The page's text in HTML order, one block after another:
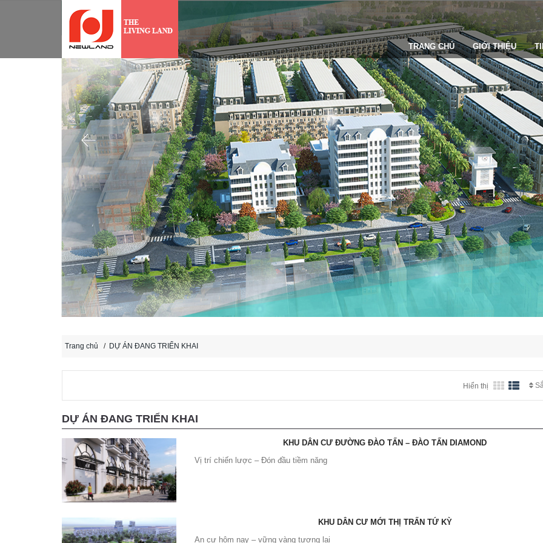
TRANG CHỦ GIỚI THIỆU
Trang chủ / DỰ ÁN ĐANG TRIỂN KHAI
Hiển thị
DỰ ÁN ĐANG TRIỂN KHAI
KHU DÂN CƯ ĐƯỜNG ĐÀO TẤN – ĐÀO TẤN DIAMOND
Vị trí chiến lược – Đón đầu tiềm năng
KHU DÂN CƯ MỚI THỊ TRẤN TỨ KỲ
An cư hôm nay – vững vàng tương lai